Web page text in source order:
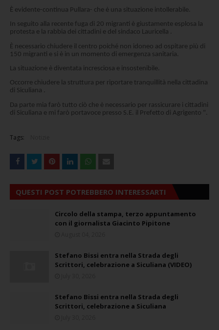
È evidente-continua Pullara- che è una situazione intollerabile.
In seguito alla recente fuga di 20 migranti è giustamente esplosa la
protesta e la rabbia dei cittadini e del sindaco Lauricella .
È necessario chiudere il centro poiché non idoneo ad ospitare più di
150 migranti e si è in un momento di emergenza sanitaria.
La situazione è diventata incresciosa e insostenibile.
Occorre chiudere la struttura per riportare tranquillità nella cittadina
di Siculiana .
Da parte mia farò tutto ciò che è necessario per rassicurare i cittadini
di Siculiana e mi farò portavoce presso S.E. il Prefetto di Agrigento ".
Tags:
QUESTI POST POTREBBERO INTERESSARTI
Circolo della stampa, terzo appuntamento
con il giornalista Giacinto Pipitone
Stefano Bissi entra nella Strada degli
Scrittori, celebrazione a Siculiana (VIDEO)
Stefano Bissi entra nella Strada degli
Scrittori, celebrazione a Siculiana